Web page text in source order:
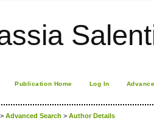
Publication Home Log In
> Advanced Search > Author Details